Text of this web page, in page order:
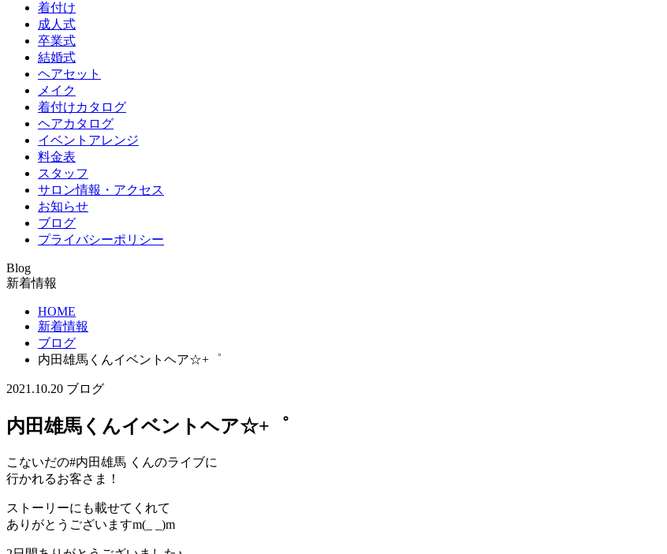
着付け
成人式
卒業式
結婚式
ヘアセット
メイク
着付けカタログ
ヘアカタログ
イベントアレンジ
料金表
スタッフ
サロン情報・アクセス
お知らせ
ブログ
プライバシーポリシー
Blog
新着情報
HOME
新着情報
ブログ
内田雄馬くんイベントヘア☆+゜
2021.10.20 ブログ
内田雄馬くんイベントヘア☆+゜
こないだの#内田雄馬 くんのライブに
行かれるお客さま！
ストーリーにも載せてくれて
ありがとうございますm(_ _)m